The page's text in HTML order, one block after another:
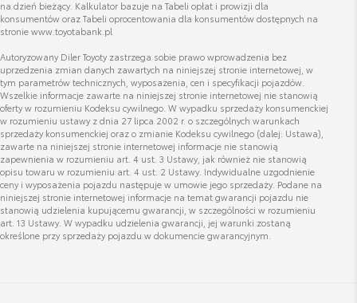
Cena brutto
332,81 zł Zobacz szczegóły
Nakrętki antykradzieżowe - krótkie czarne
Cena brutto
393,24 zł Zobacz szczegóły
Zestaw kosmetyków samochodowych
Toyoty
Doradca ds. zakupu samohodów używanych
Wyświetl numer
dobiasz.jaworski@toyotabemowo.pl
Artur Szczepański
Doradca ds. sprzedaży samochodów używanych
na dzień bieżący. Kalkulator bazuje na Tabeli opłat i prowizji dla
konsumentów oraz Tabeli oprocentowania dla konsumentów dostępnych na
stronie www.toyotabank.pl
Autoryzowany Diler Toyoty zastrzega sobie prawo wprowadzenia bez
uprzedzenia zmian danych zawartych na niniejszej stronie internetowej, w
tym parametrów technicznych, wyposażenia, cen i specyfikacji pojazdów.
Wszelkie informacje zawarte na niniejszej stronie internetowej nie stanowią
oferty w rozumieniu Kodeksu cywilnego. W wypadku sprzedaży konsumenckiej
w rozumieniu ustawy z dnia 27 lipca 2002 r. o szczególnych warunkach
sprzedaży konsumenckiej oraz o zmianie Kodeksu cywilnego (dalej: Ustawa),
zawarte na niniejszej stronie internetowej informacje nie stanowią
zapewnienia w rozumieniu art. 4 ust. 3 Ustawy, jak również nie stanowią
opisu towaru w rozumieniu art. 4 ust. 2 Ustawy. Indywidualne uzgodnienie
ceny i wyposażenia pojazdu następuje w umowie jego sprzedaży. Podane na
niniejszej stronie internetowej informacje na temat gwarancji pojazdu nie
stanowią udzielenia kupującemu gwarancji, w szczególności w rozumieniu
art. 13 Ustawy. W wypadku udzielenia gwarancji, jej warunki zostaną
określone przy sprzedaży pojazdu w dokumencie gwarancyjnym.